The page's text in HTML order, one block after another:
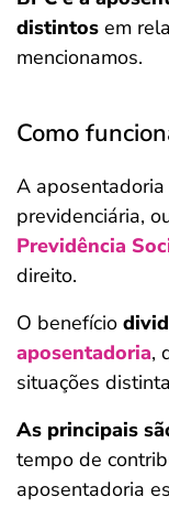
distintos em
mencionamos.
Como
A
previdenciária,
Previdência
direito.
O benefício
aposentadoria,
situações
As principais
tempo de
aposentadoria